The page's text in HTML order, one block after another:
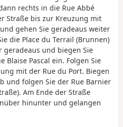
rechts in die Rue Abbé
Straße bis zur Kreuzung mit
gehen Sie geradeaus weiter
die Place du Terrail (Brunnen)
geradeaus und biegen Sie
Blaise Pascal ein. Folgen Sie
mit der Rue du Port. Biegen
und folgen Sie der Rue Barnier
Am Ende der Straße
hinunter und gelangen